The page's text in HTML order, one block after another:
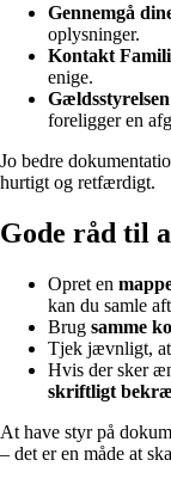
Gennemgå
oplysninger.
Kontakt
enige.
Gældsstyrelsen
foreligger en
Jo bedre
hurtigt og retfærdigt.
Gode råd til
Opret en
kan du samle
Brug samme
Tjek jævnligt, at
Hvis der sker
skriftligt
At have styr på
– det er en måde at